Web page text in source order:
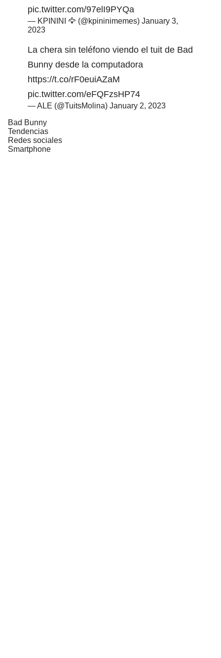
pic.twitter.com/97elI9PYQa
— KPININI 🦅 (@kpininimemes) January 3,
2023
La chera sin teléfono viendo el tuit de Bad
Bunny desde la computadora
https://t.co/rF0euiAZaM
pic.twitter.com/eFQFzsHP74
— ALE (@TuitsMolina) January 2, 2023
Bad Bunny
Tendencias
Redes sociales
Smartphone